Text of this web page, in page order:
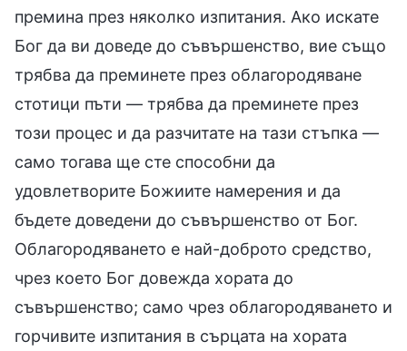
премина през няколко изпитания. Ако искате
Бог да ви доведе до съвършенство, вие също
трябва да преминете през облагородяване
стотици пъти — трябва да преминете през
този процес и да разчитате на тази стъпка —
само тогава ще сте способни да
удовлетворите Божиите намерения и да
бъдете доведени до съвършенство от Бог.
Облагородяването е най-доброто средство,
чрез което Бог довежда хората до
съвършенство; само чрез облагородяването и
горчивите изпитания в сърцата на хората